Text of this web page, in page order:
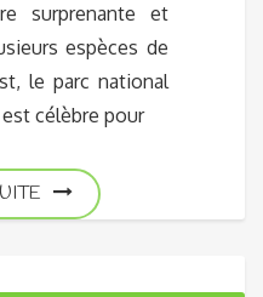
surprenante et
espèces de
le parc national
célèbre pour